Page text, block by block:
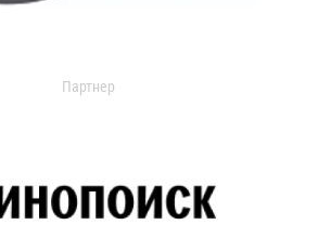
Партнер